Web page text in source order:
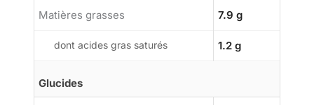
Matières grasses 7.9 g
dont acides gras saturés 1.2 g
Glucides